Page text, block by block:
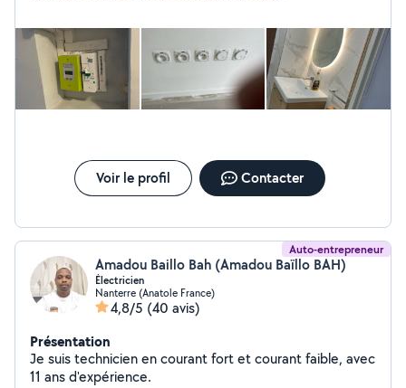
Voir le profil Contacter
Auto-entrepreneur
Amadou Baillo Bah (Amadou Baïllo BAH)
Électricien
Nanterre (Anatole France)
4,8/5 (40 avis)
Présentation
Je suis technicien en courant fort et courant faible, avec
11 ans d'expérience.